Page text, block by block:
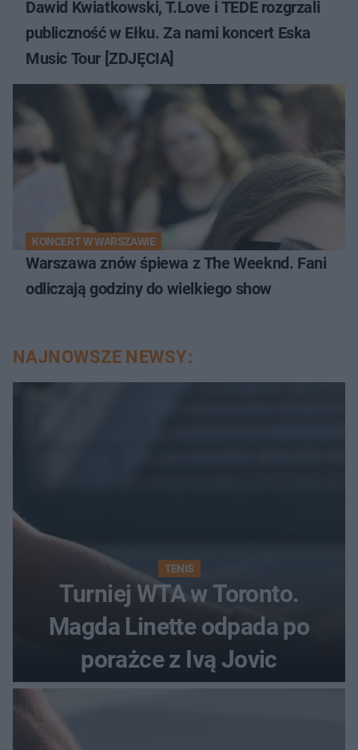
Dawid Kwiatkowski, T.Love i TEDE rozgrzali
publiczność w Ełku. Za nami koncert Eska
Music Tour [ZDJĘCIA]
KONCERT W WARSZAWIE
Warszawa znów śpiewa z The Weeknd. Fani
odliczają godziny do wielkiego show
NAJNOWSZE NEWSY:
TENIS
Turniej WTA w Toronto.
Magda Linette odpada po
porażce z Ivą Jovic